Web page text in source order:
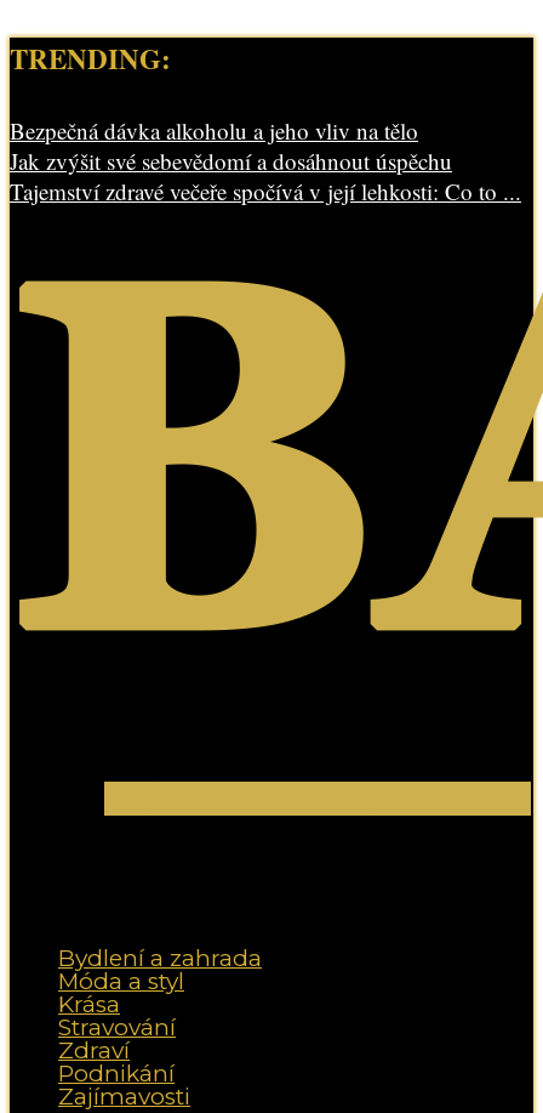
TRENDING:
Bezpečná dávka alkoholu a jeho vliv na tělo
Jak zvýšit své sebevědomí a dosáhnout úspěchu
Tajemství zdravé večeře spočívá v její lehkosti: Co to ...
Bydlení a zahrada
Móda a styl
Krása
Stravování
Zdraví
Podnikání
Zajímavosti